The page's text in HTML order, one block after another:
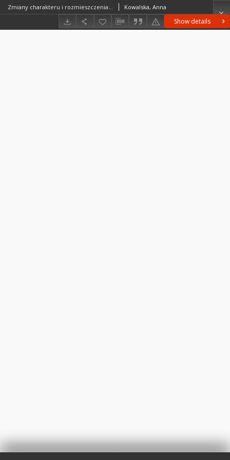
Show details
Zmiany charakteru i rozmieszczenia zbiorowisk roślinnych w dolinie środkowej Wisły w drugiej połowie XX wieku (odcinek Annopol–Góra Kalwaria) = Changes in the nature and spatial distribution of plant communities in the Middle Vistula Valley in the second half of the 20th century (as exemplified by the stretch of river between Annopol and Góra Kalwaria) Kowalska, Anna